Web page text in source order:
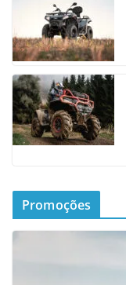
Promoções